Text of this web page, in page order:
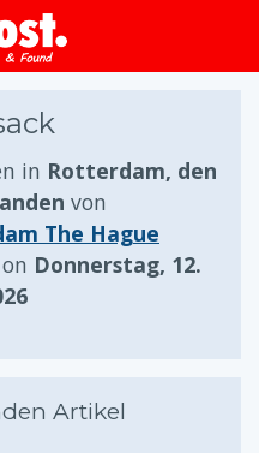
in Rotterdam, den
von
The Hague
on Donnerstag, 12.
Artikel